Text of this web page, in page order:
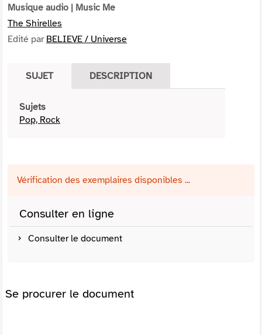
Musique audio | Music Me
The Shirelles
Edité par BELIEVE / Universe
SUJET DESCRIPTION
Sujets
Pop, Rock
Vérification des exemplaires disponibles ...
Consulter en ligne
Consulter le document
Se procurer le document